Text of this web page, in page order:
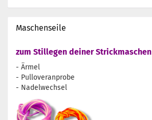
Maschenseile
zum Stillegen deiner Strickmaschen
- Ärmel
- Pulloveranprobe
- Nadelwechsel